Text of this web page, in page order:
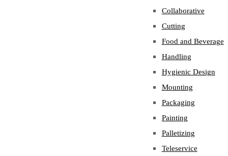
Collaborative
Cutting
Food and Beverage
Handling
Hygienic Design
Mounting
Packaging
Painting
Palletizing
Teleservice